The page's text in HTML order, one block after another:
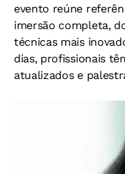
evento reúne
imersão completa,
técnicas mais
dias, profissionais
atualizados e